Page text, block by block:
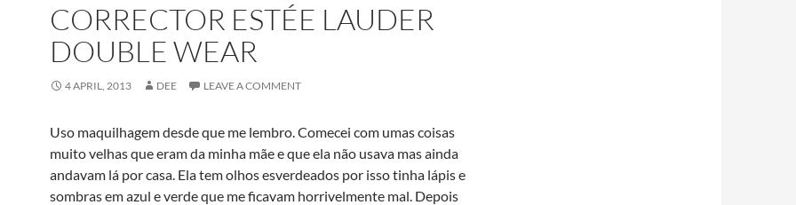
CORRECTOR ESTÉE LAUDER
DOUBLE WEAR
4 APRIL, 2013 DEE LEAVE A COMMENT
Uso maquilhagem desde que me lembro. Comecei com umas coisas
muito velhas que eram da minha mãe e que ela não usava mas ainda
andavam lá por casa. Ela tem olhos esverdeados por isso tinha lápis e
sombras em azul e verde que me ficavam horrivelmente mal. Depois